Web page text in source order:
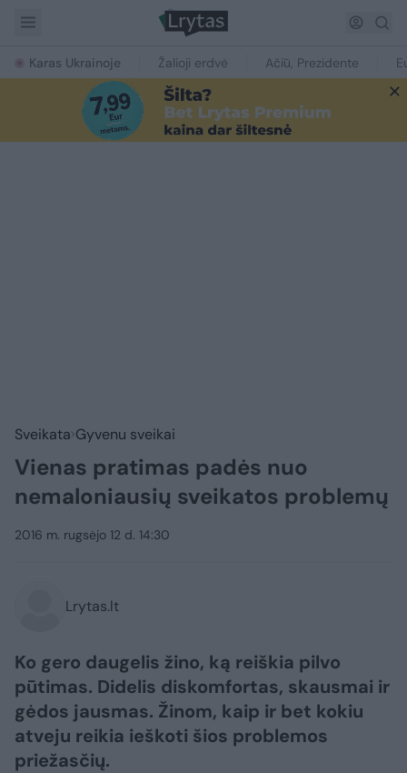
Karas Ukrainoje Žalioji erdvė Ačiū, Prezidente
Sveikata Gyvenu sveikai
Vienas pratimas padės nuo
nemaloniausių sveikatos problemų
2016 m. rugsėjo 12 d. 14:30
Lrytas.lt
Ko gero daugelis žino, ką reiškia pilvo
pūtimas. Didelis diskomfortas, skausmai ir
gėdos jausmas. Žinom, kaip ir bet kokiu
atveju reikia ieškoti šios problemos
priežasčių.